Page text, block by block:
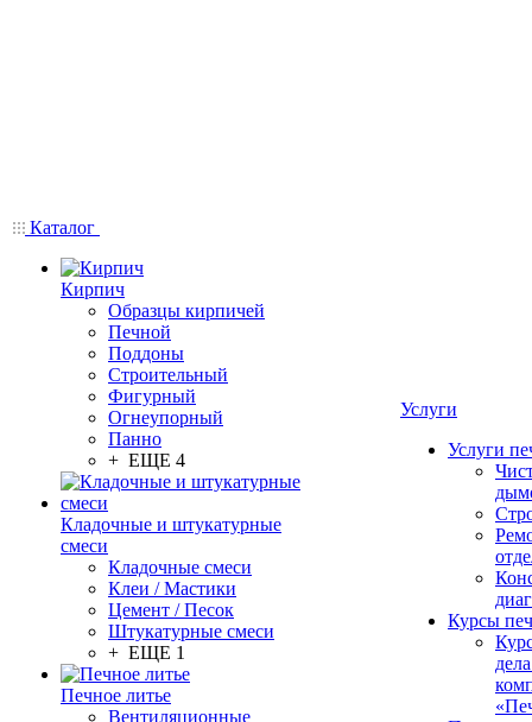
Каталог
Кирпич
Образцы кирпичей
Печной
Поддоны
Строительный
Фигурный
Огнеупорный
Панно
+ ЕЩЕ 4
Кладочные и штукатурные
смеси
Кладочные смеси
Клеи / Мастики
Цемент / Песок
Штукатурные смеси
+ ЕЩЕ 1
Печное литье
Вентиляционные
Услуги
Услуги
Курсы